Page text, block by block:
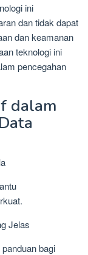
ini
dan tidak dapat
dan keamanan
teknologi ini
pencegahan
dalam
Jelas
bagi